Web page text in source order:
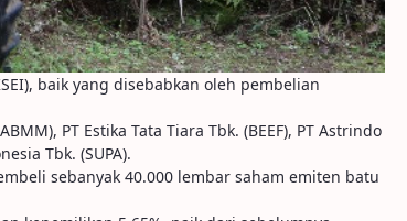
baik yang disebabkan oleh pembelian
PT Estika Tata Tiara Tbk. (BEEF), PT Astrindo
Tbk. (SUPA).
sebanyak 40.000 lembar saham emiten batu